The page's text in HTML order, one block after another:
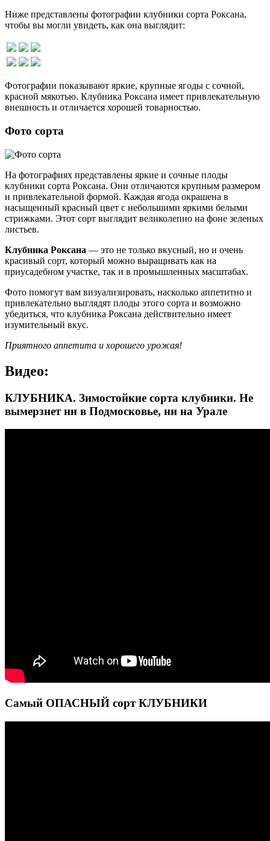
Ниже представлены фотографии клубники сорта Роксана,
чтобы вы могли увидеть, как она выглядит:
Фотографии показывают яркие, крупные ягоды с сочной,
красной мякотью. Клубника Роксана имеет привлекательную
внешность и отличается хорошей товарностью.
Фото сорта
На фотографиях представлены яркие и сочные плоды
клубники сорта Роксана. Они отличаются крупным размером
и привлекательной формой. Каждая ягода окрашена в
насыщенный красный цвет с небольшими яркими белыми
стрижками. Этот сорт выглядит великолепно на фоне зеленых
листьев.
Клубника Роксана — это не только вкусный, но и очень
красивый сорт, который можно выращивать как на
приусадебном участке, так и в промышленных масштабах.
Фото помогут вам визуализировать, насколько аппетитно и
привлекательно выглядят плоды этого сорта и возможно
убедиться, что клубника Роксана действительно имеет
изумительный вкус.
Приятного аппетита и хорошего урожая!
Видео:
КЛУБНИКА. Зимостойкие сорта клубники. Не
вымерзнет ни в Подмосковье, ни на Урале
Самый ОПАСНЫЙ сорт КЛУБНИКИ